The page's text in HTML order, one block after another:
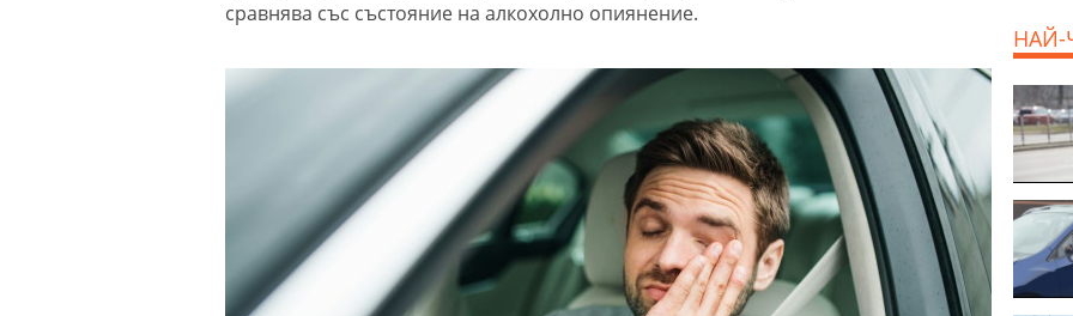
сравнява със състояние на алкохолно опиянение.
НАЙ-